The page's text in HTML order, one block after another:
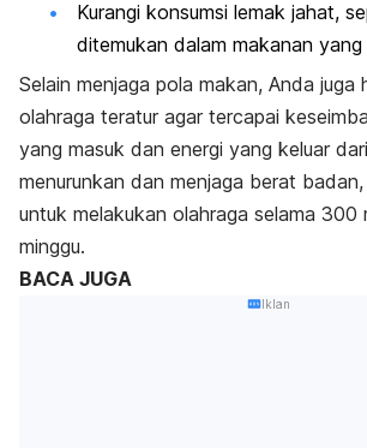
Kurangi konsumsi lemak jahat,
ditemukan dalam makanan
Selain menjaga pola makan, Anda juga
olahraga teratur agar tercapai
yang masuk dan energi yang keluar
menurunkan dan menjaga berat
untuk melakukan olahraga selama 300
minggu.
BACA JUGA
Iklan